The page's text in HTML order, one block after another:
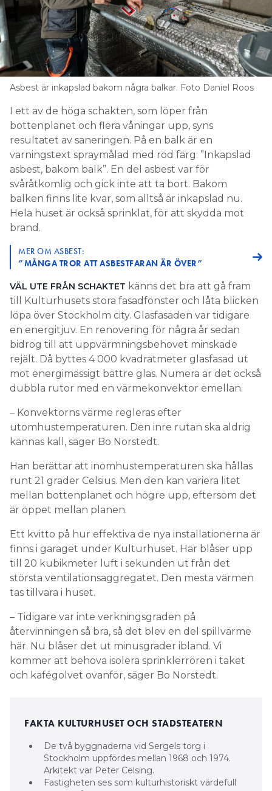
Asbest är inkapslad bakom några balkar. Foto Daniel Roos
I ett av de höga schakten, som löper från
bottenplanet och flera våningar upp, syns
resultatet av saneringen. På en balk är en
varningstext spraymålad med röd färg: ”Inkapslad
asbest, bakom balk”. En del asbest var för
svåråtkomlig och gick inte att ta bort. Bakom
balken finns lite kvar, som alltså är inkapslad nu.
Hela huset är också sprinklat, för att skydda mot
brand.
MER OM ASBEST:
”MÅNGA TROR ATT ASBESTFARAN ÄR ÖVER”
VÄL UTE FRÅN SCHAKTET känns det bra att gå fram
till Kulturhusets stora fasadfönster och låta blicken
löpa över Stockholm city. Glasfasaden var tidigare
en energitjuv. En renovering för några år sedan
bidrog till att uppvärmningsbehovet minskade
rejält. Då byttes 4 000 kvadratmeter glasfasad ut
mot energimässigt bättre glas. Numera är det också
dubbla rutor med en värmekonvektor emellan.
– Konvektorns värme regleras efter
utomhustemperaturen. Den inre rutan ska aldrig
kännas kall, säger Bo Norstedt.
Han berättar att inomhustemperaturen ska hållas
runt 21 grader Celsius. Men den kan variera litet
mellan bottenplanet och högre upp, eftersom det
är öppet mellan planen.
Ett kvitto på hur effektiva de nya installationerna är
finns i garaget under Kulturhuset. Här blåser upp
till 20 kubikmeter luft i sekunden ut från det
största ventilationsaggregatet. Den mesta värmen
tas tillvara i huset.
– Tidigare var inte verkningsgraden på
återvinningen så bra, så det blev en del spillvärme
här. Nu blåser det ut minusgrader ibland. Vi
kommer att behöva isolera sprinklerrören i taket
och kafégolvet ovanför, säger Bo Norstedt.
FAKTA KULTURHUSET OCH STADSTEATERN
De två byggnaderna vid Sergels torg i
Stockholm uppfördes mellan 1968 och 1974.
Arkitekt var Peter Celsing.
Fastigheten ses som kulturhistoriskt värdefull